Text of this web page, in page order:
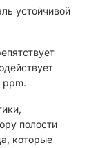
устойчивой
ppm.
полости
которые